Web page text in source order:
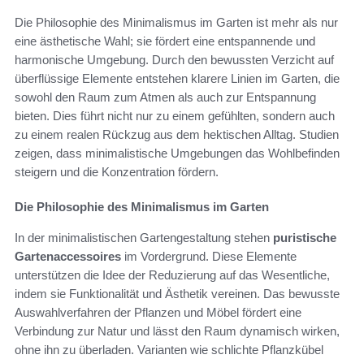
Die Philosophie des Minimalismus im Garten ist mehr als nur
eine ästhetische Wahl; sie fördert eine entspannende und
harmonische Umgebung. Durch den bewussten Verzicht auf
überflüssige Elemente entstehen klarere Linien im Garten, die
sowohl den Raum zum Atmen als auch zur Entspannung
bieten. Dies führt nicht nur zu einem gefühlten, sondern auch
zu einem realen Rückzug aus dem hektischen Alltag. Studien
zeigen, dass minimalistische Umgebungen das Wohlbefinden
steigern und die Konzentration fördern.
Die Philosophie des Minimalismus im Garten
In der minimalistischen Gartengestaltung stehen puristische
Gartenaccessoires im Vordergrund. Diese Elemente
unterstützen die Idee der Reduzierung auf das Wesentliche,
indem sie Funktionalität und Ästhetik vereinen. Das bewusste
Auswahlverfahren der Pflanzen und Möbel fördert eine
Verbindung zur Natur und lässt den Raum dynamisch wirken,
ohne ihn zu überladen. Varianten wie schlichte Pflanzkübel